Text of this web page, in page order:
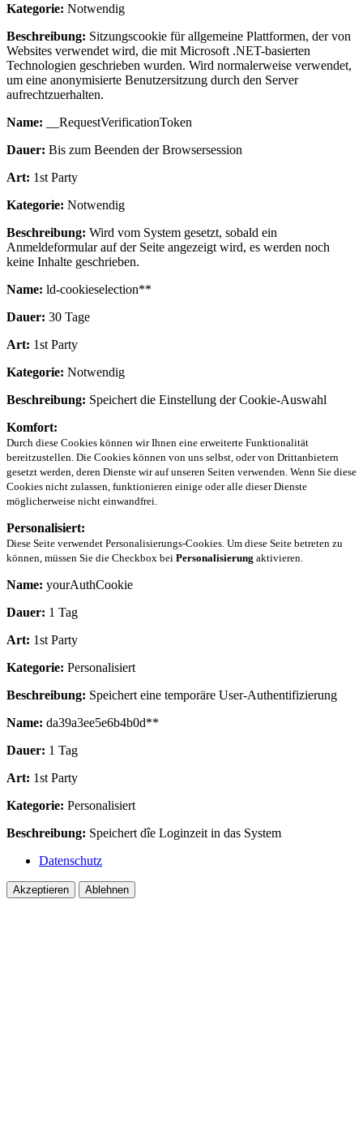
Kategorie: Notwendig
Beschreibung: Sitzungscookie für allgemeine Plattformen, der von
Websites verwendet wird, die mit Microsoft .NET-basierten
Technologien geschrieben wurden. Wird normalerweise verwendet,
um eine anonymisierte Benutzersitzung durch den Server
aufrechtzuerhalten.
Name: __RequestVerificationToken
Dauer: Bis zum Beenden der Browsersession
Art: 1st Party
Kategorie: Notwendig
Beschreibung: Wird vom System gesetzt, sobald ein
Anmeldeformular auf der Seite angezeigt wird, es werden noch
keine Inhalte geschrieben.
Name: ld-cookieselection**
Dauer: 30 Tage
Art: 1st Party
Kategorie: Notwendig
Beschreibung: Speichert die Einstellung der Cookie-Auswahl
Komfort:
Durch diese Cookies können wir Ihnen eine erweiterte Funktionalität
bereitzustellen. Die Cookies können von uns selbst, oder von Drittanbietern
gesetzt werden, deren Dienste wir auf unseren Seiten verwenden. Wenn Sie diese
Cookies nicht zulassen, funktionieren einige oder alle dieser Dienste
möglicherweise nicht einwandfrei.
Personalisiert:
Diese Seite verwendet Personalisierungs-Cookies. Um diese Seite betreten zu
können, müssen Sie die Checkbox bei Personalisierung aktivieren.
Name: yourAuthCookie
Dauer: 1 Tag
Art: 1st Party
Kategorie: Personalisiert
Beschreibung: Speichert eine temporäre User-Authentifizierung
Name: da39a3ee5e6b4b0d**
Dauer: 1 Tag
Art: 1st Party
Kategorie: Personalisiert
Beschreibung: Speichert dîe Loginzeit in das System
Datenschutz
Akzeptieren Ablehnen